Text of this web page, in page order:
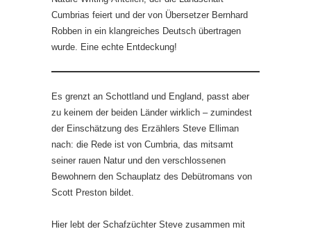
Cumbrias feiert und der von Übersetzer Bernhard
Robben in ein klangreiches Deutsch übertragen
wurde. Eine echte Entdeckung!
Es grenzt an Schottland und England, passt aber
zu keinem der beiden Länder wirklich – zumindest
der Einschätzung des Erzählers Steve Elliman
nach: die Rede ist von Cumbria, das mitsamt
seiner rauen Natur und den verschlossenen
Bewohnern den Schauplatz des Debütromans von
Scott Preston bildet.
Hier lebt der Schafzüchter Steve zusammen mit